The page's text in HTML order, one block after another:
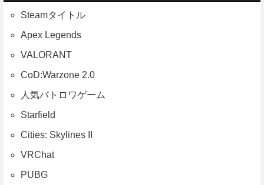
Steamタイトル
Apex Legends
VALORANT
CoD:Warzone 2.0
人気バトロワゲーム
Starfield
Cities: Skylines II
VRChat
PUBG